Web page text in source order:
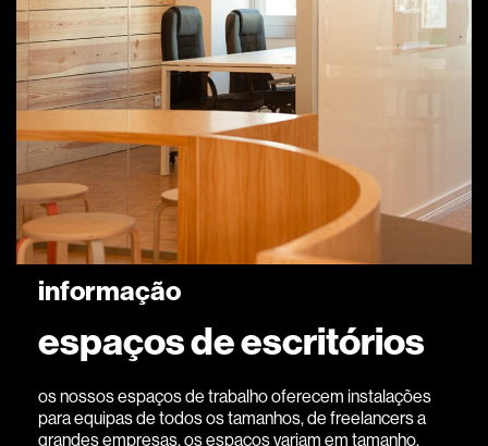
informação
espaços de escritórios
os nossos espaços de trabalho oferecem instalações
para equipas de todos os tamanhos, de freelancers a
grandes empresas. os espaços variam em tamanho,